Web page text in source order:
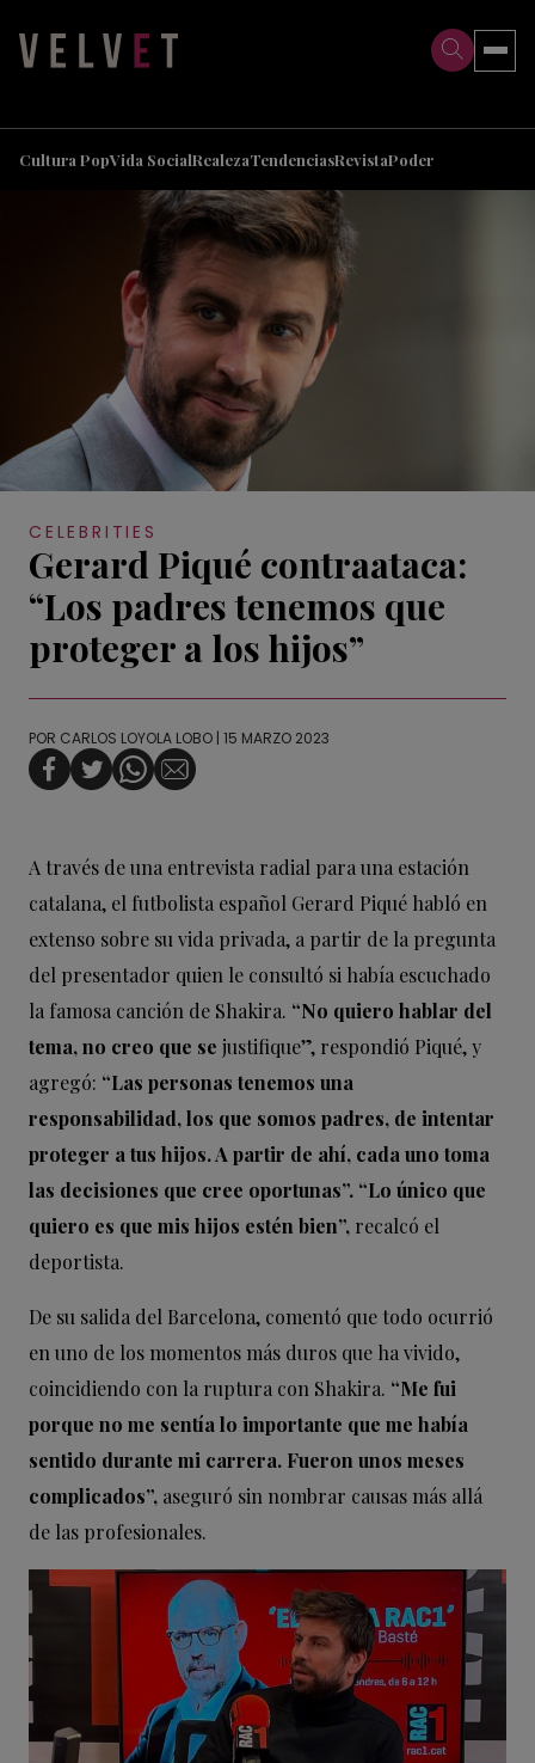
Cultura PopVida SocialRealezaTendenciasRevistaPoder
CELEBRITIES
Gerard Piqué contraataca:
“Los padres tenemos que
proteger a los hijos”
POR CARLOS LOYOLA LOBO | 15 MARZO 2023
A través de una entrevista radial para una estación
catalana, el futbolista español Gerard Piqué habló en
extenso sobre su vida privada, a partir de la pregunta
del presentador quien le consultó si había escuchado
la famosa canción de Shakira. “No quiero hablar del
tema, no creo que se justifique”, respondió Piqué, y
agregó: “Las personas tenemos una
responsabilidad, los que somos padres, de intentar
proteger a tus hijos. A partir de ahí, cada uno toma
las decisiones que cree oportunas”. “Lo único que
quiero es que mis hijos estén bien”, recalcó el
deportista.
De su salida del Barcelona, comentó que todo ocurrió
en uno de los momentos más duros que ha vivido,
coincidiendo con la ruptura con Shakira. “Me fui
porque no me sentía lo importante que me había
sentido durante mi carrera. Fueron unos meses
complicados”, aseguró sin nombrar causas más allá
de las profesionales.